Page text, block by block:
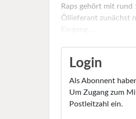
Raps gehört mit
Öllieferant zunächst
Eingang ...
Login
Als Abonnent
Um Zugang zum
Postleitzahl ein.